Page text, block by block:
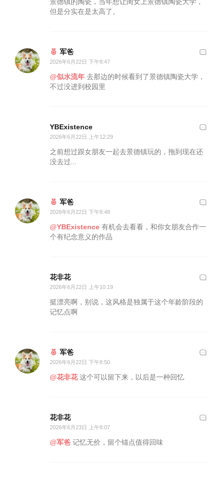
但是分实在是太高了。
军爸
2026年6月22日 下午8:47
@似水流年 去那边的时候看到了景德镇陶瓷大学，
不过没进到校园里
YBExistence
2026年6月22日 上午12:29
之前想过跟女朋友一起去景德镇玩的，拖到现在还
没去过...
军爸
2026年6月22日 下午8:48
@YBExistence 有机会去看看，和你女朋友合作一
个有纪念意义的作品
花非花
2026年6月22日 上午10:19
挺漂亮啊，别说，这风格是独属于这个年龄阶段的
记忆点啊
军爸
2026年6月22日 下午8:50
@花非花这个可以留下来，以后是一种回忆
花非花
2026年6月23日 上午8:07
@军爸 记忆无价，留个锚点值得回味